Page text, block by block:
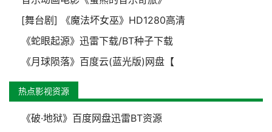
[舞台剧] 《魔法坏女巫》HD1280高清
《蛇眼起源》迅雷下载/BT种子下载
《月球陨落》百度云(蓝光版)网盘【
热点影视资源
《破·地狱》百度网盘迅雷BT资源